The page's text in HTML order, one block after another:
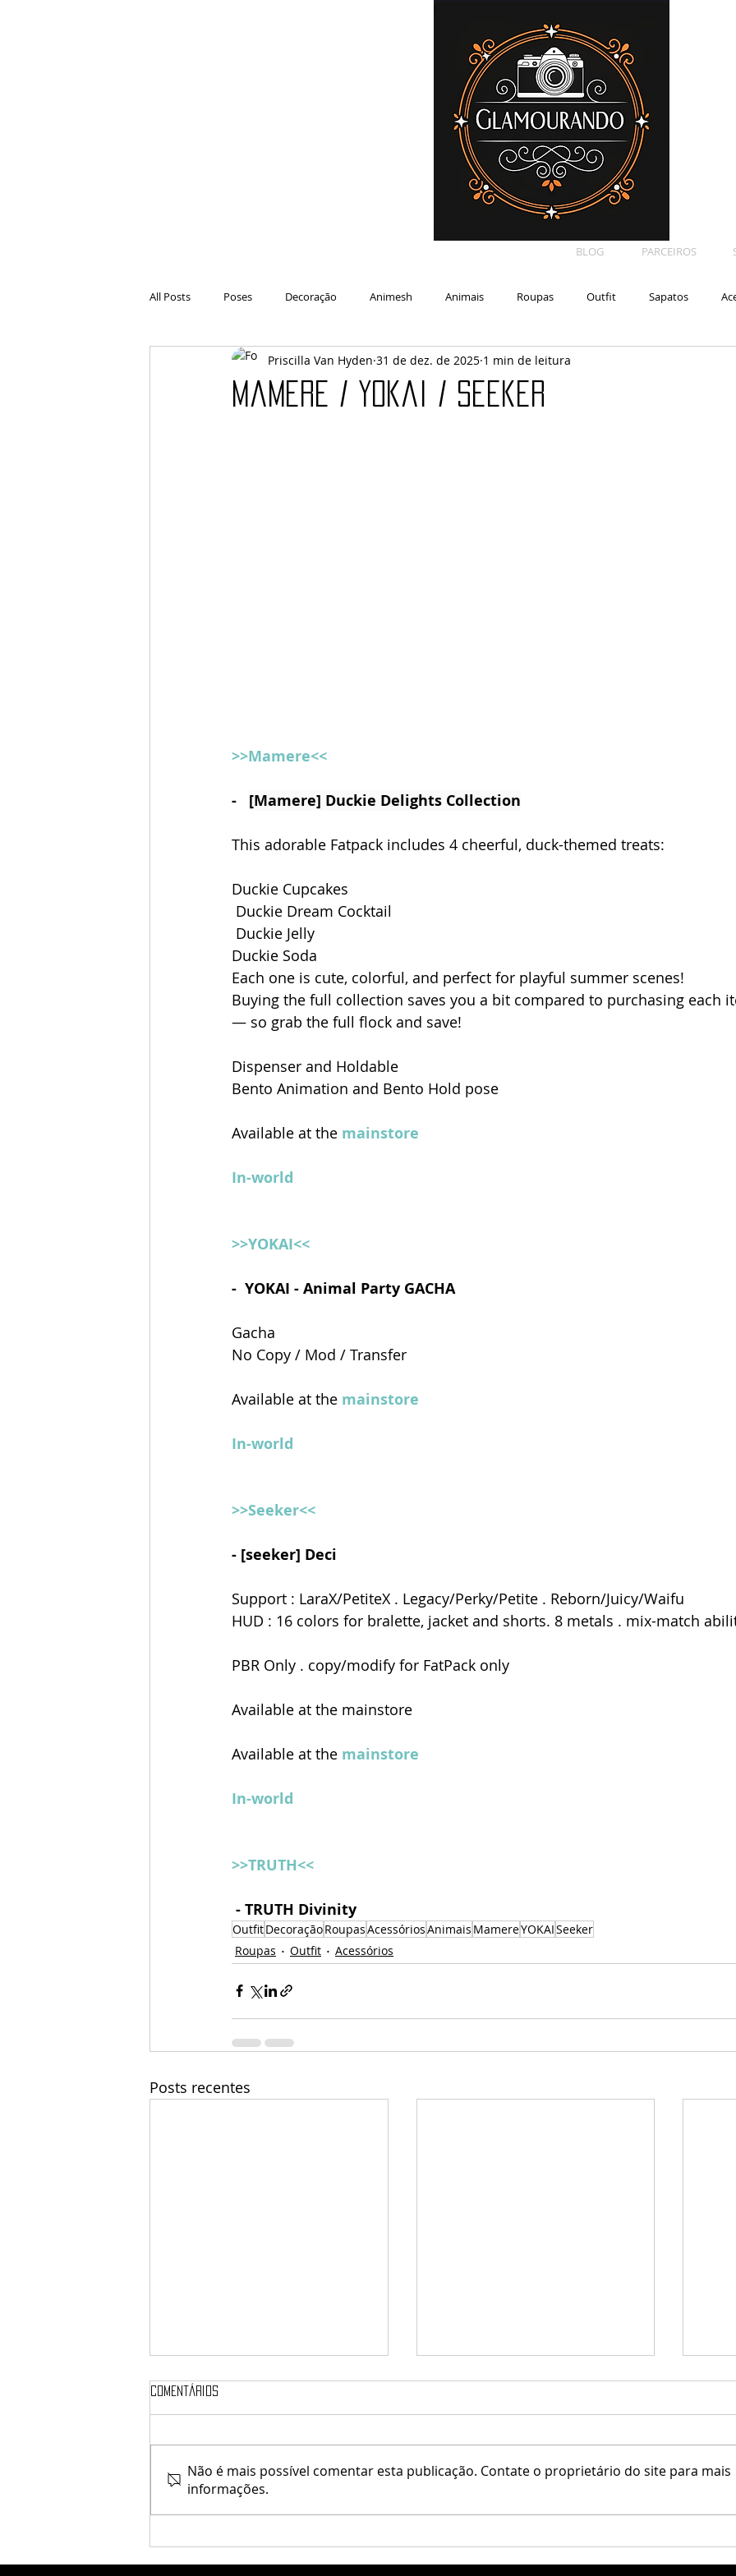
BLOG PARCEIROS
All Posts Poses Decoração Animesh Animais Roupas Outfit Sapatos
Animações Danças Car Shape Makeup
Mamere / Yokai / Seeker
Priscilla Van Hyden 31 de dez. de 2025 1 min de leitura
>>Mamere<<
- [Mamere] Duckie Delights Collection
This adorable Fatpack includes 4 cheerful, duck-themed treats:
Duckie Cupcakes
Duckie Dream Cocktail
Duckie Jelly
Duckie Soda
Each one is cute, colorful, and perfect for playful summer scenes!
Buying the full collection saves you a bit compared to purchasing each
— so grab the full flock and save!
Dispenser and Holdable
Bento Animation and Bento Hold pose
Available at the mainstore
In-world
>>YOKAI<<
-  YOKAI - Animal Party GACHA
Gacha
No Copy / Mod / Transfer
Available at the mainstore
In-world
>>Seeker<<
- [seeker] Deci
Support : LaraX/PetiteX . Legacy/Perky/Petite . Reborn/Juicy/Waifu
HUD : 16 colors for bralette, jacket and shorts. 8 metals . mix-match
PBR Only . copy/modify for FatPack only
Available at the mainstore
Available at the mainstore
In-world
>>TRUTH<<
- TRUTH Divinity
OutfitDecoraçãoRoupasAcessóriosAnimais MamereYOKAISeeker
Roupas
Outfit Acessórios
Posts recentes
elune / Verx
Comentários
Não é mais possível comentar esta publicação. Contate o proprietário do site para mais
informações.